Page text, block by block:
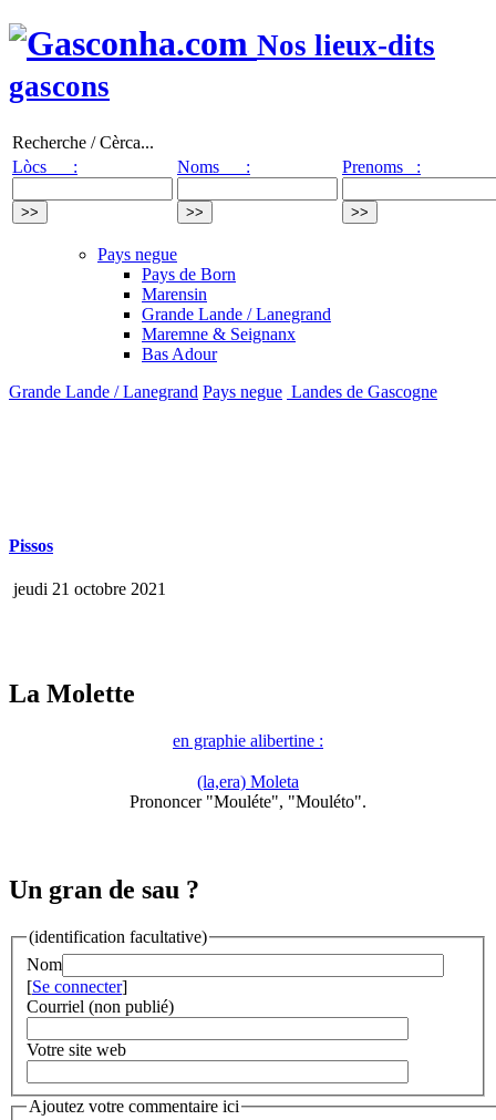
Nos lieux-dits
gascons
Recherche / Cèrca...
Lòcs :
Noms : Prenoms :
Pays negue
Pays de Born
Marensin
Grande Lande / Lanegrand
Maremne & Seignanx
Bas Adour
Grande Lande / Lanegrand Pays negue Landes de Gascogne
Pissos
jeudi 21 octobre 2021
La Molette
en graphie alibertine :
(la,era) Moleta
Prononcer "Mouléte", "Mouléto".
Un gran de sau ?
(identification facultative)
Nom
[Se connecter]
Courriel (non publié)
Votre site web
Ajoutez votre commentaire ici